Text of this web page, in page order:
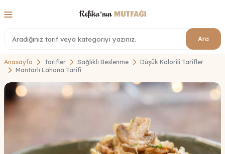
Ara
Anasayfa Tarifler Sağlıklı Beslenme
Düşük Kalorili Tarifler
Mantarlı Lahana Tarifi